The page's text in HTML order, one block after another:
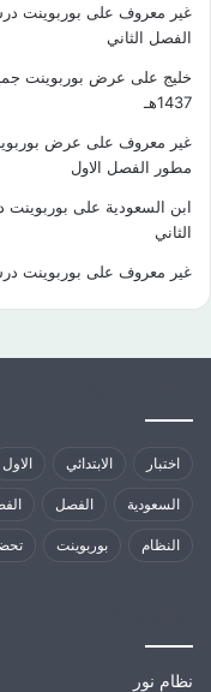
غير معروف على بوربوينت
الفصل الثاني
خليج على عرض بوربوينت
1437هـ
غير معروف على عرض
مطور الفصل الاول
ابن السعودية على
الثاني
غير معروف على بوربوينت
اختبار الابتدائي الاول
السعودية الفصل
النظام بوربوينت
نظام نور